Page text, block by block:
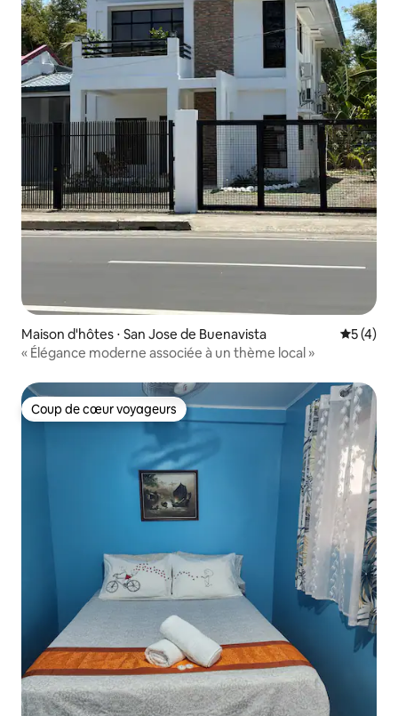
Maison d'hôtes ⋅ San Jose de Buenavista
5 (4)
« Élégance moderne associée à un thème local »
Coup de cœur voyageurs
Coup de cœur voyageurs